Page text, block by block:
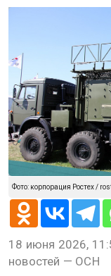
Фото: корпорация Ростех /
18 июня 2026,
новостей — ОСН